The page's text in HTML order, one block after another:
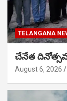
TELANGANA
చేనేత దినోత్సవ
August 6, 2026